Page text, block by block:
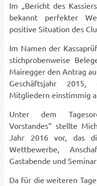
Im „Bericht des
bekannt perfekter
positive Situation des
Im Namen der
stichprobenweise
Mairegger den Antrag
Geschäftsjahr
Mitgliedern einstimmig
Unter dem
Vorstandes“ stellte
Jahr 2016 vor, das
Wettbewerbe,
Gastabende und
Da für die weiteren